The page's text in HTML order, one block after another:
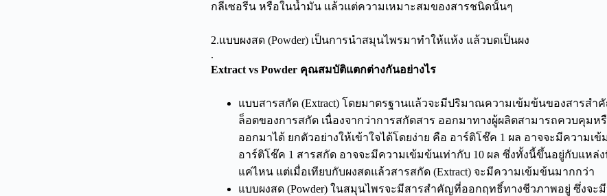
กลีเซอรีน หรือในน้ำมัน แล้วแต่ความเหมาะสมของสารชนิดนั้นๆ
2.แบบผงสด (Powder) เป็นการนำสมุนไพรมาทำให้แห้ง แล้วบดเป็นผง
.
Extract vs Powder คุณสมบัติแตกต่างกันอย่างไร
แบบสารสกัด (Extract) โดยมาตรฐานแล้วจะมีปริมาณความเข้มข้นของสารสำ
ล็อตของการสกัด เนื่องจากว่าการสกัดสาร ออกมาทางผู้ผลิตสามารถควบคุม
ออกมาได้ ยกตัวอย่างให้เข้าใจได้โดยง่าย คือ อาร์ติโช๊ค 1 ผล อาจจะมีความเข้
อาร์ติโช๊ค 1 สารสกัด อาจจะมีความเข้มข้นเท่ากับ 10 ผล ซึ่งทั้งนี้ขึ้นอยู่กับแหล่
แค่ไหน แต่เมื่อเทียบกับผงสดแล้วสารสกัด (Extract) จะมีความเข้มข้นมากกว่า
แบบผงสด (Powder) ในสมุนไพรจะมีสารสำคัญที่ออกฤทธิ์ทางชีวภาพอยู่ ซึ่งจะ